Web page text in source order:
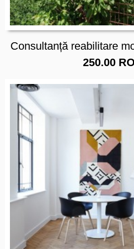
Consultanță reabilitare
250.00